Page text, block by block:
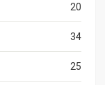
20
34
25